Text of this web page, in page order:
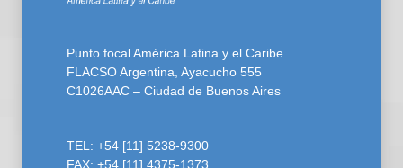
Punto focal América Latina y el Caribe
FLACSO Argentina, Ayacucho 555
C1026AAC – Ciudad de Buenos Aires
TEL: +54 [11] 5238-9300
FAX: +54 [11] 4375-1373